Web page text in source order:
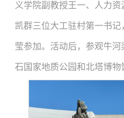
义学院副教授王一、人力
凯群三位大工驻村第一书
莹参加。活动后，参观牛
石国家地质公园和北塔博物